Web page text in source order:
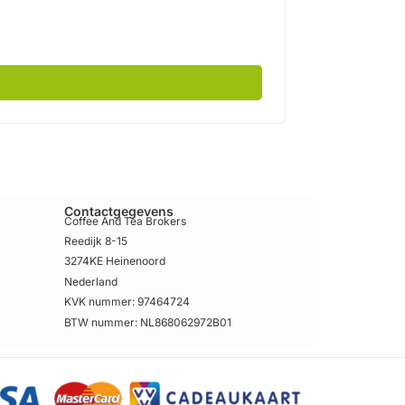
Contactgegevens
Coffee And Tea Brokers
Reedijk 8-15
3274KE Heinenoord
Nederland
KVK nummer: 97464724
BTW nummer: NL868062972B01